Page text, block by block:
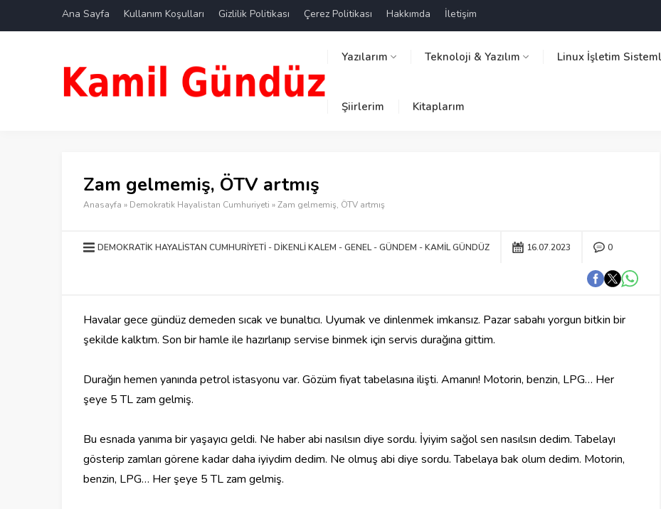
Ana Sayfa Kullanım Koşulları Gizlilik Politikası Çerez Politikası Hakkımda İletişim
Yazılarım Teknoloji & Yazılım Linux İşletim
Şiirlerim Kitaplarım
Zam gelmemiş, ÖTV artmış
Anasayfa » Demokratik Hayalistan Cumhuriyeti »Zam gelmemiş, ÖTV artmış
DEMOKRATIK HAYALISTAN CUMHURIYETI DIKENLI KALEM GENEL GÜNDEM KAMIL GÜNDÜZ 16.07.2023 0
Havalar gece gündüz demeden sıcak ve bunaltıcı. Uyumak ve dinlenmek imkansız. Pazar sabahı yorgun bitkin bir
şekilde kalktım. Son bir hamle ile hazırlanıp servise binmek için servis durağına gittim.
Durağın hemen yanında petrol istasyonu var. Gözüm fiyat tabelasına ilişti. Amanın! Motorin, benzin, LPG… Her
şeye 5 TL zam gelmiş.
Bu esnada yanıma bir yaşayıcı geldi. Ne haber abi nasılsın diye sordu. İyiyim sağol sen nasılsın dedim. Tabelayı
gösterip zamları görene kadar daha iyiydim dedim. Ne olmuş abi diye sordu. Tabelaya bak olum dedim. Motorin,
benzin, LPG… Her şeye 5 TL zam gelmiş.